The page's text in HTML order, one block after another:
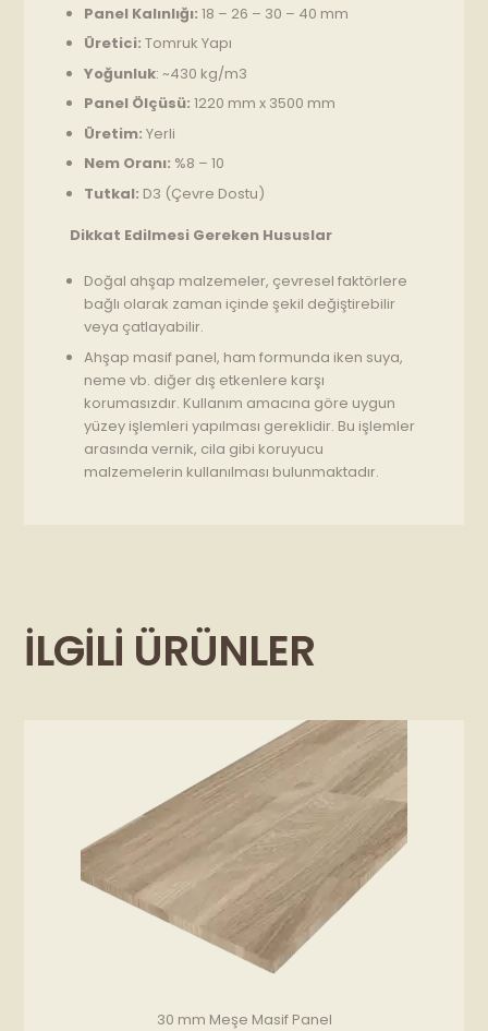
Panel Kalınlığı: 18 – 26 – 30 – 40 mm
Üretici: Tomruk Yapı
Yoğunluk: ~430 kg/m3
Panel Ölçüsü: 1220 mm x 3500 mm
Üretim: Yerli
Nem Oranı: %8 – 10
Tutkal: D3 (Çevre Dostu)
Dikkat Edilmesi Gereken Hususlar
Doğal ahşap malzemeler, çevresel faktörlere
bağlı olarak zaman içinde şekil değiştirebilir
veya çatlayabilir.
Ahşap masif panel, ham formunda iken suya,
neme vb. diğer dış etkenlere karşı
korumasızdır. Kullanım amacına göre uygun
yüzey işlemleri yapılması gereklidir. Bu işlemler
arasında vernik, cila gibi koruyucu
malzemelerin kullanılması bulunmaktadır.
İLGILI ÜRÜNLER
30 mm Meşe Masif Panel